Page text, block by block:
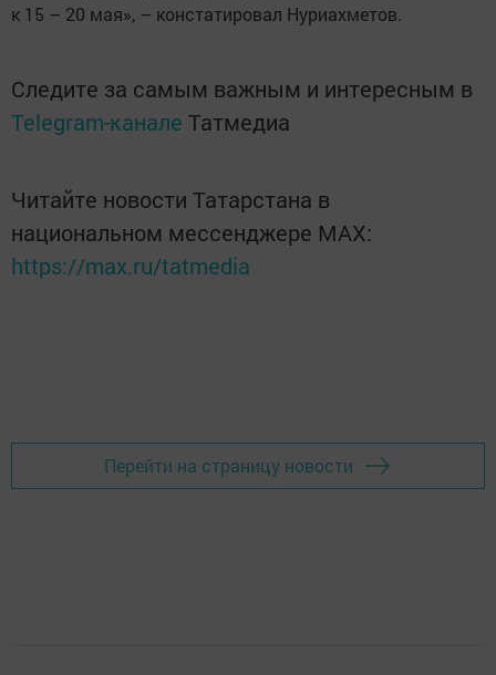
к 15 – 20 мая», – констатировал Нуриахметов.
Следите за самым важным и интересным в
Telegram-канале Татмедиа
Читайте новости Татарстана в
национальном мессенджере MАХ:
https://max.ru/tatmedia
Перейти на страницу новости